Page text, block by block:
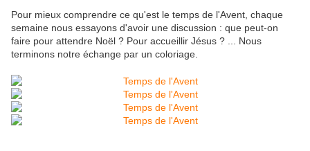
Pour mieux comprendre ce qu'est le temps de l'Avent, chaque
semaine nous essayons d'avoir une discussion : que peut-on
faire pour attendre Noël ? Pour accueillir Jésus ? ... Nous
terminons notre échange par un coloriage.